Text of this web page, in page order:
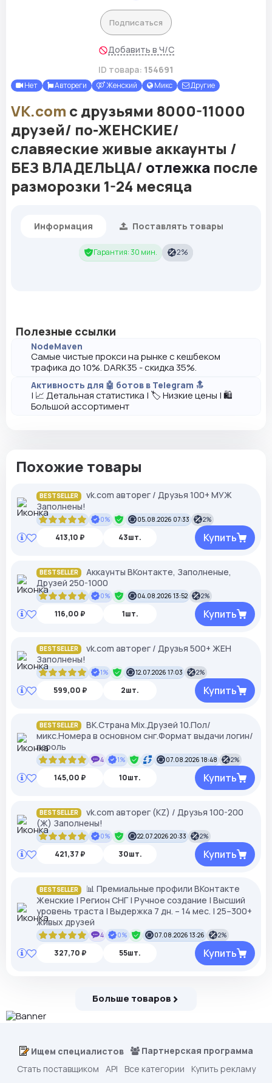
Подписаться
Добавить в Ч/С
ID товара: 154691
Нет Автореги Женский Микс Другие
VK.com с друзьями 8000-11000
друзей/ по-ЖЕНСКИЕ/
славяеские живые аккаунты /
БЕЗ ВЛАДЕЛЬЦА/ отлежка после
разморозки 1-24 месяца
Информация Поставлять товары
Гарантия: 30 мин. 2%
Полезные ссылки
NodeMaven
Самые чистые прокси на рынке с кешбеком
трафика до 10%. DARK35 - скидка 35%.
Активность для 🤖 ботов в Telegram 🔝
| 📈 Детальная статистика | 🏷️ Низкие цены | 🛍️
Большой ассортимент
Похожие товары
BESTSELLER
vk.com авторег / Друзья 100+ МУЖ
Заполнены!
0% 05.08.2026 07:33 2%
413,10 ₽ 43шт. Купить
BESTSELLER
Аккаунты ВКонтакте, Заполненые,
Друзей 250-1000
0% 04.08.2026 13:52 2%
116,00 ₽ 1шт. Купить
BESTSELLER
vk.com авторег / Друзья 500+ ЖЕН
Заполнены!
1% 12.07.2026 17:03 2%
599,00 ₽ 2шт. Купить
BESTSELLER
ВК.Страна Mix.Друзей 10.Пол/
микс.Номера в основном снг.Формат выдачи логин/
пароль
4 1% 07.08.2026 18:48 2%
145,00 ₽ 10шт. Купить
BESTSELLER
vk.com авторег (KZ) / Друзья 100-200
(Ж) Заполнены!
0% 22.07.2026 20:33 2%
421,37 ₽ 30шт. Купить
BESTSELLER
📊 Премиальные профили ВКонтакте
Женские | Регион СНГ | Ручное создание | Высший
уровень траста | Выдержка 7 дн. – 14 мес. | 25–300+
живых друзей
4 0% 07.08.2026 13:26 2%
327,70 ₽ 55шт. Купить
Больше товаров
Ищем специалистов
Партнерская программа
Стать поставщиком
API Все категории
Купить рекламу